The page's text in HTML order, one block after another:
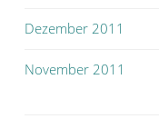
Dezember 2011
November 2011